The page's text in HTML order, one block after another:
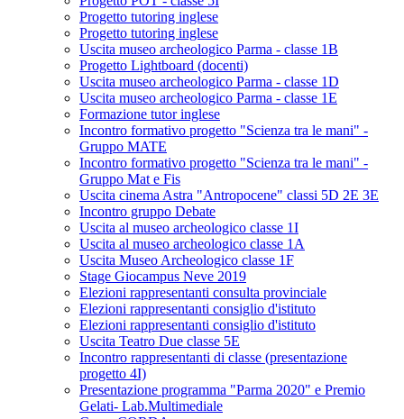
Progetto tutoring inglese
Progetto tutoring inglese
Uscita museo archeologico Parma - classe 1B
Progetto Lightboard (docenti)
Uscita museo archeologico Parma - classe 1D
Uscita museo archeologico Parma - classe 1E
Formazione tutor inglese
Incontro formativo progetto "Scienza tra le mani" -
Gruppo MATE
Incontro formativo progetto "Scienza tra le mani" -
Gruppo Mat e Fis
Uscita cinema Astra "Antropocene" classi 5D 2E 3E
Incontro gruppo Debate
Uscita al museo archeologico classe 1I
Uscita al museo archeologico classe 1A
Uscita Museo Archeologico classe 1F
Stage Giocampus Neve 2019
Elezioni rappresentanti consulta provinciale
Elezioni rappresentanti consiglio d'istituto
Elezioni rappresentanti consiglio d'istituto
Uscita Teatro Due classe 5E
Incontro rappresentanti di classe (presentazione
progetto 4I)
Presentazione programma "Parma 2020" e Premio
Gelati- Lab.Multimediale